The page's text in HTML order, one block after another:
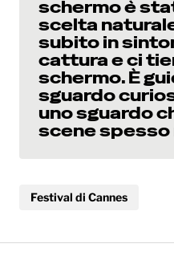
schermo è
scelta
subito in
cattura e ci
schermo. È
sguardo
uno sguardo
scene
Festival di Cannes